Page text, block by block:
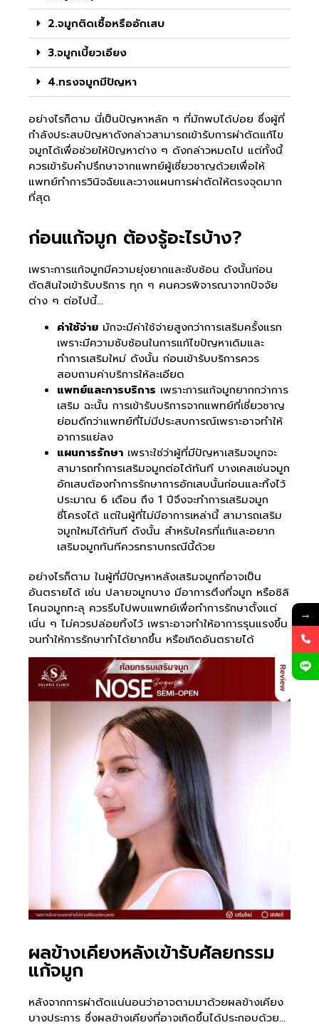
2.จมูกติดเชื้อหรืออักเสบ
3.จมูกเบี้ยวเอียง
4.ทรงจมูกมีปัญหา
อย่างไรก็ตาม นี่เป็นปัญหาหลัก ๆ ที่มักพบได้บ่อย ซึ่งผู้ที่
กำลังประสบปัญหาดังกล่าวสามารถเข้ารับการผ่าตัดแก้ไข
จมูกได้เพื่อช่วยให้ปัญหาต่าง ๆ ดังกล่าวหมดไป แต่ทั้งนี้
ควรเข้ารับคำปรึกษาจากแพทย์ผู้เชี่ยวชาญด้วยเพื่อให้
แพทย์ทำการวินิจฉัยและวางแผนการผ่าตัดให้ตรงจุดมาก
ที่สุด
ก่อนแก้จมูก ต้องรู้อะไรบ้าง?
เพราะการแก้จมูกมีความยุ่งยากและซับซ้อน ดังนั้นก่อน
ตัดสินใจเข้ารับบริการ ทุก ๆ คนควรพิจารณาจากปัจจัย
ต่าง ๆ ต่อไปนี้…
ค่าใช้จ่าย มักจะมีค่าใช้จ่ายสูงกว่าการเสริมครั้งแรก
เพราะมีความซับซ้อนในการแก้ไขปัญหาเดิมและ
ทำการเสริมใหม่ ดังนั้น ก่อนเข้ารับบริการควร
สอบถามค่าบริการให้ละเอียด
แพทย์และการบริการ เพราะการแก้จมูกยากกว่าการ
เสริม ฉะนั้น การเข้ารับบริการจากแพทย์ที่เชี่ยวชาญ
ย่อมดีกว่าแพทย์ที่ไม่มีประสบการณ์เพราะอาจทำให้
อาการแย่ลง
แผนการรักษา เพราะใช่ว่าผู้ที่มีปัญหาเสริมจมูกจะ
สามารถทำการเสริมจมูกต่อได้ทันที บางเคสเช่นจมูก
อักเสบต้องทำการรักษาการอักเสบนั้นก่อนและทิ้งไว้
ประมาณ 6 เดือน ถึง 1 ปีจึงจะทำการเสริมจมูก
ซี่โครงได้ แต่ในผู้ที่ไม่มีอาการเหล่านี้ สามารถเสริม
จมูกใหม่ได้ทันที ดังนั้น สำหรับใครที่แก้และอยาก
เสริมจมูกทันทีควรทราบกรณีนี้ด้วย
อย่างไรก็ตาม ในผู้ที่มีปัญหาหลังเสริมจมูกที่อาจเป็น
อันตรายได้ เช่น ปลายจมูกบาง มีอาการตึงที่จมูก หรือซิลิ
โคนจมูกทะลุ ควรรีบไปพบแพทย์เพื่อทำการรักษาตั้งแต่
เนิ่น ๆ ไม่ควรปล่อยทิ้งไว้ เพราะอาจทำให้อาการรุนแรงขึ้น
จนทำให้การรักษาทำได้ยากขึ้น หรือเกิดอันตรายได้
ผลข้างเคียงหลังเข้ารับศัลยกรรม
แก้จมูก
หลังจากการผ่าตัดแน่นอนว่าอาจตามมาด้วยผลข้างเคียง
บางประการ ซึ่งผลข้างเคียงที่อาจเกิดขึ้นได้ประกอบด้วย…
→